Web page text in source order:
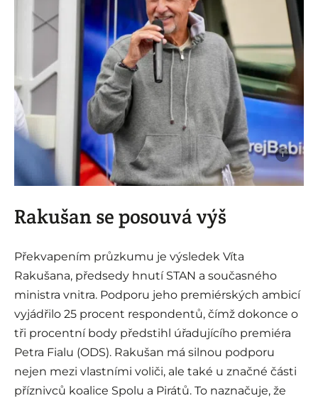
i
Rakušan se posouvá výš
Překvapením průzkumu je výsledek Víta
Rakušana, předsedy hnutí STAN a současného
ministra vnitra. Podporu jeho premiérských ambicí
vyjádřilo 25 procent respondentů, čímž dokonce o
tři procentní body předstihl úřadujícího premiéra
Petra Fialu (ODS). Rakušan má silnou podporu
nejen mezi vlastními voliči, ale také u značné části
příznivců koalice Spolu a Pirátů. To naznačuje, že